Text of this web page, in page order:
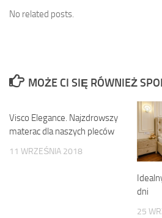
No related posts.
MOŻE CI SIĘ RÓWNIEŻ
Visco Elegance. Najzdrowszy
materac dla naszych pleców
11 WRZEŚNIA 2018
dni
25